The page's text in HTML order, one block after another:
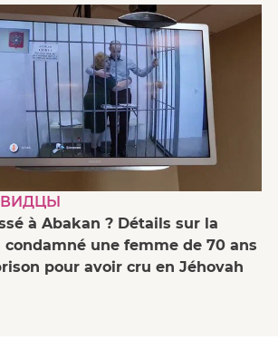
à Abakan ? Détails sur la
une femme de 70 ans
pour avoir cru en Jéhovah